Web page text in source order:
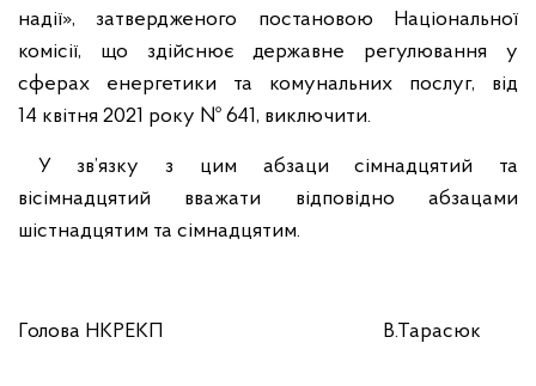
надії», затвердженого постановою Національної
комісії, що здійснює державне регулювання у
сферах енергетики та комунальних послуг, від
14 квітня 2021 року № 641, виключити.
У зв’язку з цим абзаци сімнадцятий та
вісімнадцятий вважати відповідно абзацами
шістнадцятим та сімнадцятим.
Голова НКРЕКП В.Тарасюк